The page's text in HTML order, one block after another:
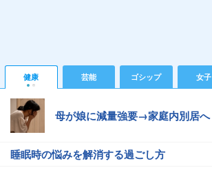
健康 芸能 ゴシップ 女子
母が娘に減量強要→家庭内別居へ
睡眠時の悩みを解消する過ごし方